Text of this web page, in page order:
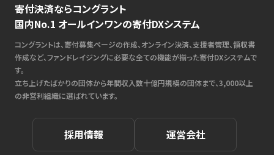
寄付決済ならコングラント
国内No.1 オールインワンの寄付DXシステム
コングラントは、寄付募集ページの作成、オンライン決済、支援者管理、領収書
作成など、ファンドレイジングに必要な全ての機能が揃った寄付DXシステムで
す。
立ち上げたばかりの団体から年間収入数十億円規模の団体まで、3,000以上
の非営利組織に選ばれています。
採用情報 運営会社